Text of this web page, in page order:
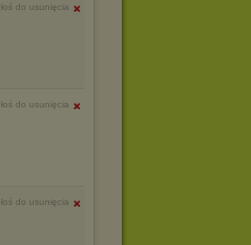
do usunięcia
do usunięcia
do usunięcia